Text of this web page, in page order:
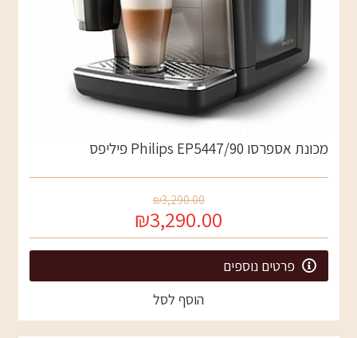
מכונת אספרסו Philips EP5447/90 פיליפס
₪3,290.00
₪3,290.00
פרטים נוספים
הוסף לסל